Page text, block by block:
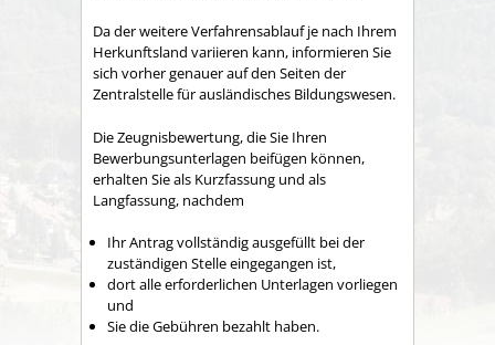
Da der weitere Verfahrensablauf je nach Ihrem
Herkunftsland variieren kann, informieren Sie
sich vorher genauer auf den Seiten der
Zentralstelle für ausländisches Bildungswesen.
Die Zeugnisbewertung, die Sie Ihren
Bewerbungsunterlagen beifügen können,
erhalten Sie als Kurzfassung und als
Langfassung, nachdem
Ihr Antrag vollständig ausgefüllt bei der
zuständigen Stelle eingegangen ist,
dort alle erforderlichen Unterlagen vorliegen
und
Sie die Gebühren bezahlt haben.